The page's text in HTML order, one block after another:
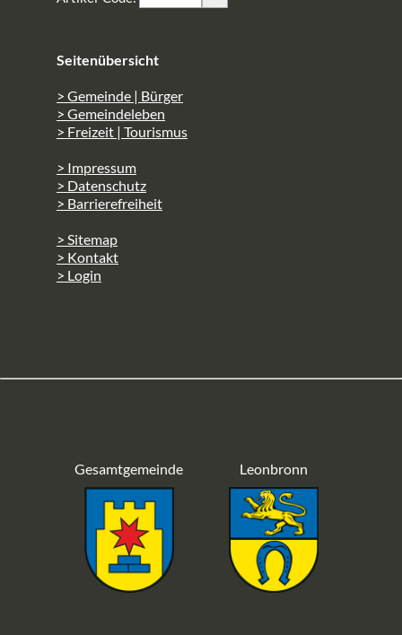
Seitenübersicht
> Gemeinde | Bürger
> Gemeindeleben
> Freizeit | Tourismus
> Impressum
> Datenschutz
> Barrierefreiheit
> Sitemap
> Kontakt
> Login
Gesamtgemeinde Leonbronn